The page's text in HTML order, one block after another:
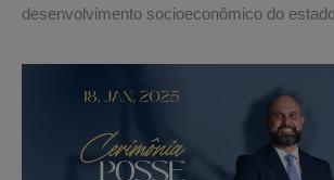
desenvolvimento socioeconômico do